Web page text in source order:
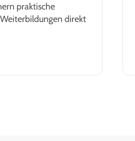
praktische
direkt